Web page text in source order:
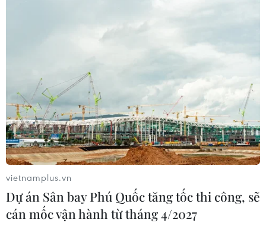
TIN CÙNG CHUYÊN MỤC
Olympic Trí tuệ nhân
Nam đoạt huy chương
08/08/2026 14:24
Sáp nhập Trường Đại học Văn hóa,
Thể thao và Du lịch Thanh Hóa vào
Trường Đại học Hồng Đức
08/08/2026 06:36
Hà Nội sắp xếp trường học - cuộc
vietnamplus.vn
Dự án Sân bay Phú Quốc tăng tốc thi công, sẽ
cán mốc vận hành từ tháng 4/2027